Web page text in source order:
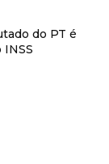
do PT é